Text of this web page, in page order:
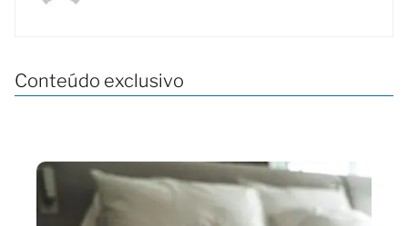
Conteúdo exclusivo